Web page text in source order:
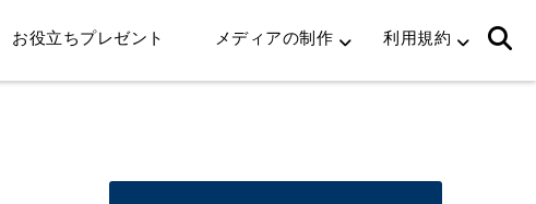
お役立ちプレゼント メディアの制作 利用規約